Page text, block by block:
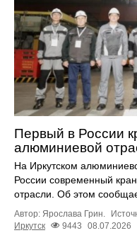
Первый в России
алюминиевой
На Иркутском
России современный
отрасли. Об этом
Автор: Ярослава Грин.
Иркутск
9443 08.07.2026